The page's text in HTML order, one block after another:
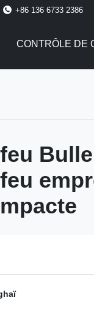
+86 136 6733 2386
CONTRÔLE DE
Bulle